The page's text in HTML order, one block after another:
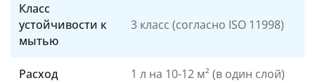
Класс
устойчивости к
мытью
3 класс (согласно ISO 11998)
Расход 1 л на 10-12 м² (в один слой)